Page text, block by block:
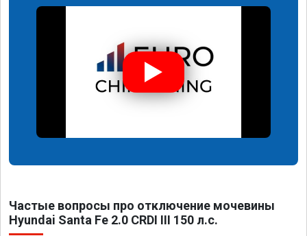
Частые вопросы про отключение мочевины
Hyundai Santa Fe 2.0 CRDI III 150 л.с.